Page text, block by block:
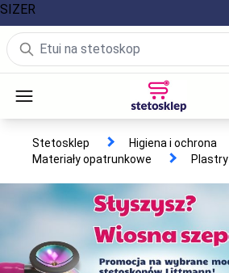
Stetosklep
Higiena i ochrona
Materiały opatrunkowe
Plastry
SIZER